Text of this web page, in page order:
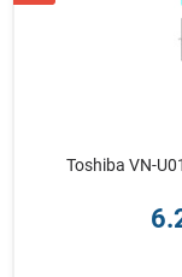
Toshiba VN-